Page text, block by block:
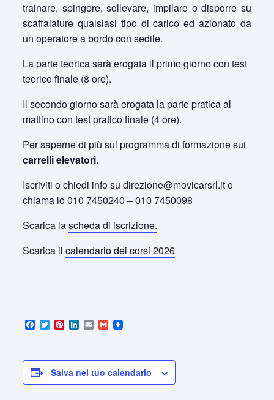
trainare, spingere, sollevare, impilare o disporre su
scaffalature qualsiasi tipo di carico ed azionato da
un operatore a bordo con sedile.
La parte teorica sarà erogata il primo giorno con test
teorico finale (8 ore).
Il secondo giorno sarà erogata la parte pratica al
mattino con test pratico finale (4 ore).
Per saperne di più sul programma di formazione sui
carrelli elevatori.
Iscriviti o chiedi info su direzione@movicarsrl.it o
chiama lo 010 7450240 – 010 7450098
Scarica lascheda di iscrizione.
Scarica il calendario dei corsi 2026
Facebook
TwitterPinterest
LinkedIn
EmailGmail
Salva nel tuo calendario